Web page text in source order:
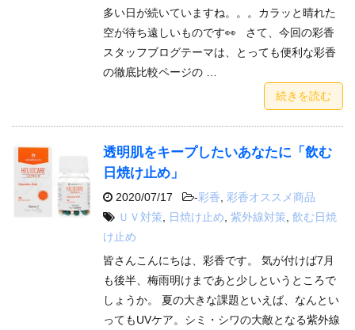
多い日が続いていますね。。。カラッと晴れた
空が待ち遠しいものです👀 さて、今回の彩香
スタッフブログテーマは、とっても便利な彩香
の徹底比較ページの …
続きを読む
透明肌をキープしたいあなたに「飲む
日焼け止め」
2020/07/17 -彩香, 彩香オススメ商品
ＵＶ対策, 日焼け止め, 紫外線対策, 飲む日焼
け止め
皆さんこんにちは、彩香です。 気が付けば7月
も後半、梅雨明けまであと少しというところで
しょうか。 夏の大きな課題といえば、なんとい
ってもUVケア。シミ・シワの大敵となる紫外線